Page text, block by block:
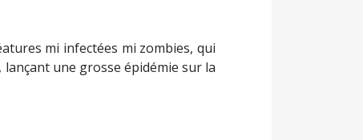
mi infectées mi zombies, qui
une grosse épidémie sur la